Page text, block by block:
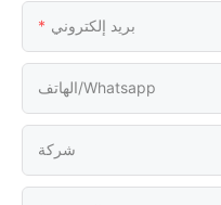
بريد إلكتروني
الهاتف/whatsapp
شركة